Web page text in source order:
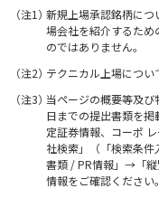
新規上場承認銘柄につ
場会社を紹介するため
のではありません。
テクニカル上場につい
当ページの概要等及
日までの提出書類を
定証券情報、コーポ
社検索」（「検索条
書類 / PR情報」→「縦
情報をご確認ください。